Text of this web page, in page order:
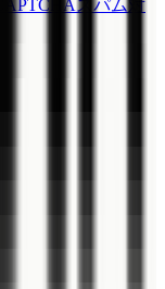
CAPTCHA スパム対